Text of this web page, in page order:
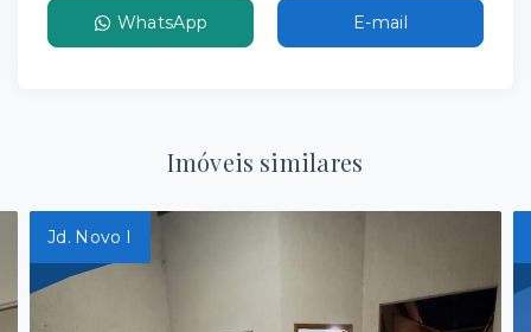
WhatsApp E-mail
Imóveis similares
Jd. Novo I